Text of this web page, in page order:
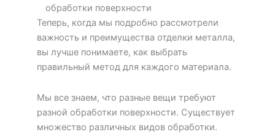
обработки поверхности
Теперь, когда мы подробно рассмотрели
важность и преимущества отделки металла,
вы лучше понимаете, как выбрать
правильный метод для каждого материала.
Мы все знаем, что разные вещи требуют
разной обработки поверхности. Существует
множество различных видов обработки.